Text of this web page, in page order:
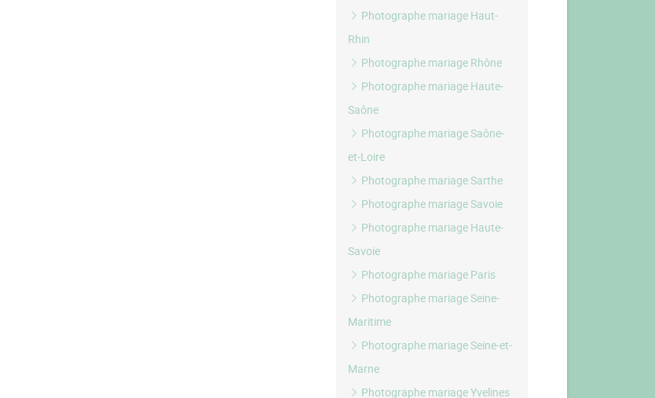
Photographe mariage Haut-
Rhin
Photographe mariage Rhône
Photographe mariage Haute-
Saône
Photographe mariage Saône-
et-Loire
Photographe mariage Sarthe
Photographe mariage Savoie
Photographe mariage Haute-
Savoie
Photographe mariage Paris
Photographe mariage Seine-
Maritime
Photographe mariage Seine-et-
Marne
Photographe mariage Yvelines